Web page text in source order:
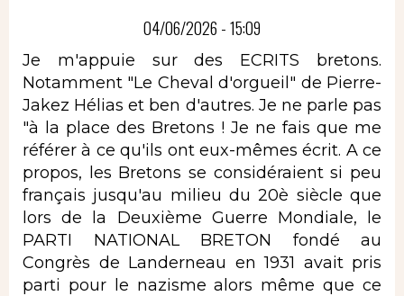
04/06/2026 - 15:09
Je m'appuie sur des ECRITS bretons.
Notamment "Le Cheval d'orgueil" de Pierre-
Jakez Hélias et ben d'autres. Je ne parle pas
"à la place des Bretons ! Je ne fais que me
référer à ce qu'ils ont eux-mêmes écrit. A ce
propos, les Bretons se considéraient si peu
français jusqu'au milieu du 20è siècle que
lors de la Deuxième Guerre Mondiale, le
PARTI NATIONAL BRETON fondé au
Congrès de Landerneau en 1931 avait pris
parti pour le nazisme alors même que ce